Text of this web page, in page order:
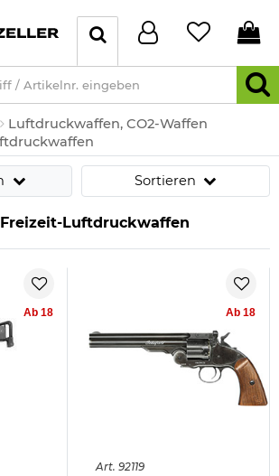
Luftdruckwaffen, CO2-Waffen
Sortieren
Freizeit-Luftdruckwaffen
Ab 18 Ab 18
Art. 92119